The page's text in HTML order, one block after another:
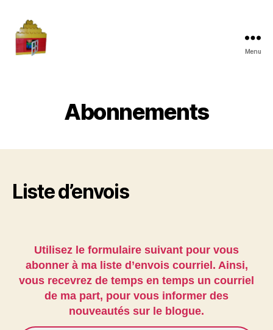
Menu
Abonnements
Liste d’envois
Utilisez le formulaire suivant pour vous
abonner à ma liste d’envois courriel. Ainsi,
vous recevrez de temps en temps un courriel
de ma part, pour vous informer des
nouveautés sur le blogue.